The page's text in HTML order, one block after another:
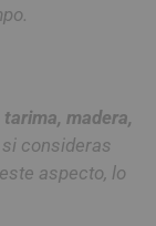
tarima, madera,
consideras
aspecto, lo